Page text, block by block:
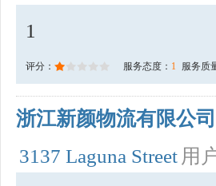
1
评分： 服务态度： 1 服务质
浙江新颜物流有限公司
3137 Laguna Street 用